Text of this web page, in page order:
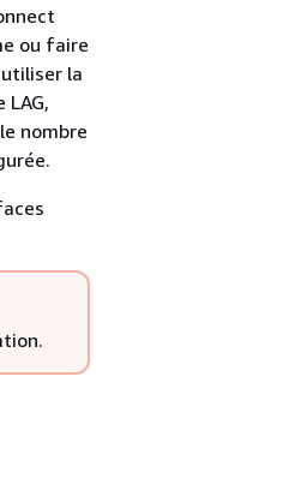
ou faire
la
nombre